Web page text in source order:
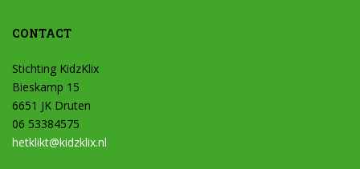
CONTACT
Stichting KidzKlix
Bieskamp 15
6651 JK Druten
06 53384575
hetklikt@kidzklix.nl